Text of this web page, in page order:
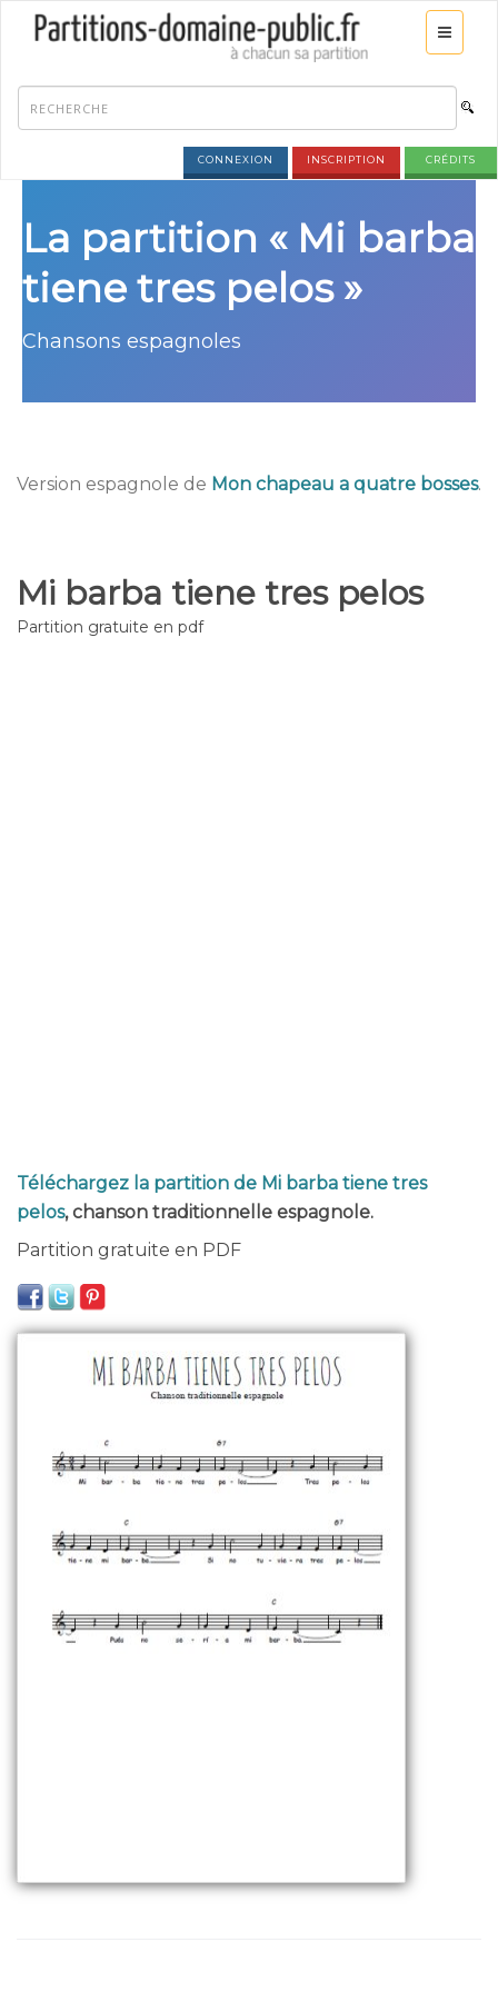
CONNEXION INSCRIPTION CRÉDITS
La partition « Mi barba
tiene tres pelos »
Chansons espagnoles
Version espagnole de Mon chapeau a quatre bosses.
Mi barba tiene tres pelos
Partition gratuite en pdf
Téléchargez la partition de Mi barba tiene tres
pelos, chanson traditionnelle espagnole.
Partition gratuite en PDF